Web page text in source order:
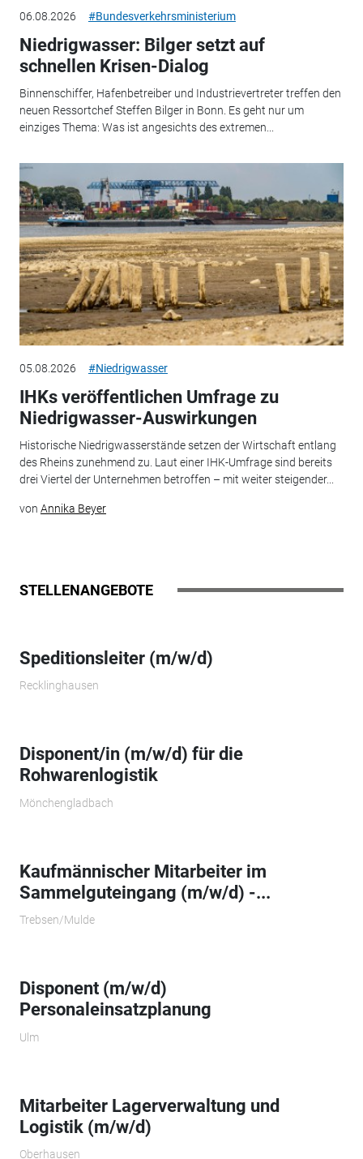
06.08.2026 #Bundesverkehrsministerium
Niedrigwasser: Bilger setzt auf
schnellen Krisen-Dialog
Binnenschiffer, Hafenbetreiber und Industrievertreter treffen den
neuen Ressortchef Steffen Bilger in Bonn. Es geht nur um
einziges Thema: Was ist angesichts des extremen...
05.08.2026 #Niedrigwasser
IHKs veröffentlichen Umfrage zu
Niedrigwasser-Auswirkungen
Historische Niedrigwasserstände setzen der Wirtschaft entlang
des Rheins zunehmend zu. Laut einer IHK-Umfrage sind bereits
drei Viertel der Unternehmen betroffen – mit weiter steigender...
von Annika Beyer
STELLENANGEBOTE
Speditionsleiter (m/w/d)
Recklinghausen
Disponent/in (m/w/d) für die
Rohwarenlogistik
Mönchengladbach
Kaufmännischer Mitarbeiter im
Sammelguteingang (m/w/d) -...
Trebsen/Mulde
Disponent (m/w/d)
Personaleinsatzplanung
Ulm
Mitarbeiter Lagerverwaltung und
Logistik (m/w/d)
Oberhausen